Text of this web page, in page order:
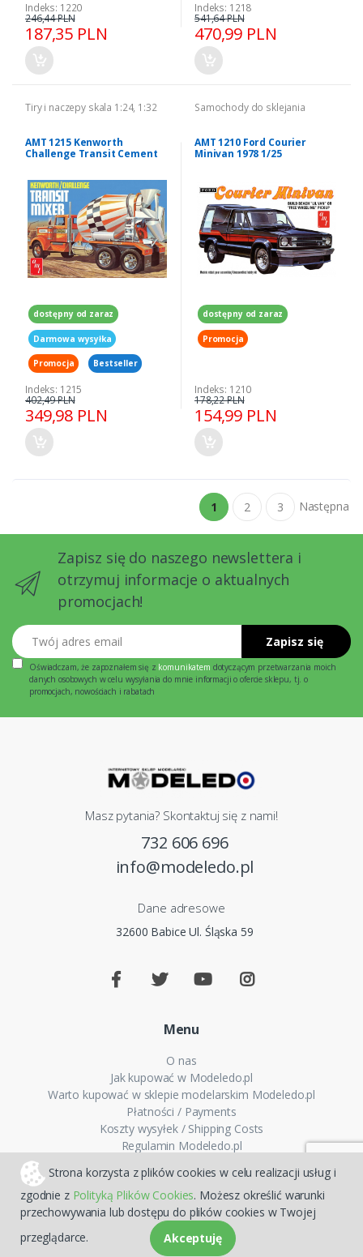
Strona korzysta z plików cookies w celu realizacji usług i
zgodnie z Polityką Plików Cookies. Możesz określić warunki
przechowywania lub dostępu do plików cookies w Twojej
przeglądarce.
Akceptuję
Indeks: 1220
187,35 PLN
246,44 PLN
Indeks: 1218
470,99 PLN
541,64 PLN
Tiry i naczepy skala 1:24, 1:32
AMT 1215 Kenworth
Challenge Transit Cement
dostępny od zaraz
Darmowa wysyłka
Promocja Bestseller
Indeks: 1215
349,98 PLN
402,49 PLN
Samochody do sklejania
AMT 1210 Ford Courier
Minivan 1978 1/25
dostępny od zaraz
Promocja
Indeks: 1210
154,99 PLN
178,22 PLN
1 2 3 Następna
Zapisz się do naszego newslettera i
otrzymuj informacje o aktualnych
promocjach!
Twój adres email
Zapisz się
Oświadczam, że zapoznałem się z komunikatem dotyczącym przetwarzania moich
danych osobowych w celu wysyłania do mnie informacji o ofercie sklepu, tj. o
promocjach, nowościach i rabatach
Masz pytania? Skontaktuj się z nami!
732 606 696
info@modeledo.pl
Dane adresowe
32600 Babice Ul. Śląska 59
Menu
O nas
Jak kupować w Modeledo.pl
Warto kupować w sklepie modelarskim Modeledo.pl
Płatności / Payments
Koszty wysyłek / Shipping Costs
Regulamin Modeledo.pl
Polityka prywatności
FAQ - Pytania i odpowiedzi
Mapa strony